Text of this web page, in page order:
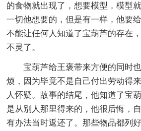
的食物就出现了，想要模型，模型
一切他想要的，但是有一样，他要
不能让任何人知道了宝葫芦的存在
不灵了。
宝葫芦给王褒带来方便的同时
烦，因为毕竟不是自己付出劳动得
人怀疑。故事的结尾，他知道了宝
是从别人那里得来的，他很后悔，
有办法当时返还了。那些物品都列